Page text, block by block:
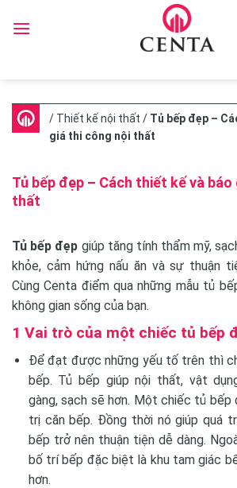
/ Thiết kế nội thất / Tủ bếp đẹp –
giá thi công nội thất
Tủ bếp đẹp – Cách thiết kế và
thất
Tủ bếp đẹp giúp tăng tính thẩm mỹ,
khỏe, cảm hứng nấu ăn và sự thuận
Cùng Centa điểm qua những mẫu tủ
không gian sống của bạn.
1 Vai trò của một chiếc tủ bếp
Để đạt được những yếu tố trên thì
bếp. Tủ bếp giúp nội thất, vật
gàng, sạch sẽ hơn. Một chiếc tủ
trị căn bếp. Đồng thời nó giúp quá
bếp trở nên thuận tiện dễ dàng.
bố trí bếp đặc biệt là khu tam giác
hơn.